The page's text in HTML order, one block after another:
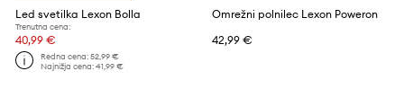
Led svetilka Lexon Bolla
Trenutna cena:
40,99 €
Redna cena:52,99 €
Najnižja cena:41,99 €
Omrežni polnilec Lexon Poweron
42,99 €